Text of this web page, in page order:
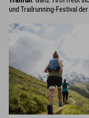
und Trailrunning-Festival